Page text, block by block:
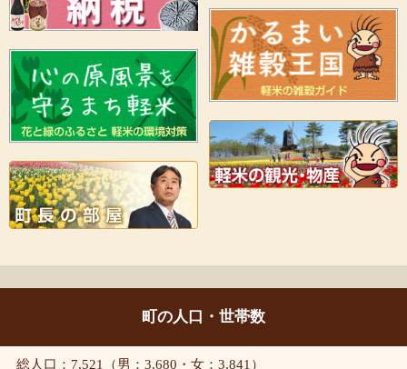
町の人口・世帯数
総人口：7,521（男：3,680・女：3,841）